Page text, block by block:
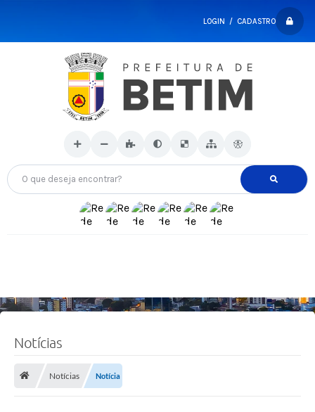
LOGIN / CADASTRO
O que deseja encontrar?
Notícias
Notícias Notícia